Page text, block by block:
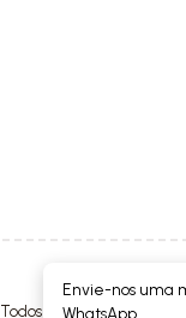
Todos os Direitos
Envie-nos uma
WhatsApp